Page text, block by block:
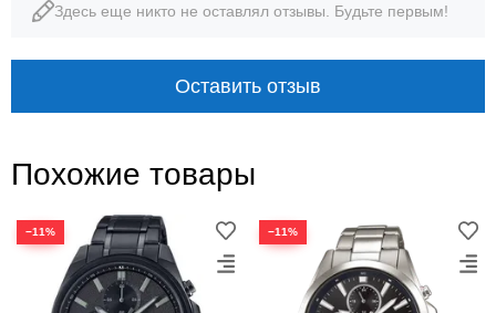
Здесь еще никто не оставлял отзывы. Будьте первым!
Оставить отзыв
Похожие товары
−11% −11%